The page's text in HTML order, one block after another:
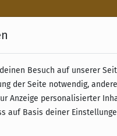
& Retoure ab 49 € (innerhalb
Besuch auf unserer
der Seite notwendig,
Anzeige personalisierter
auf Basis deiner